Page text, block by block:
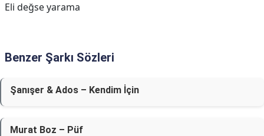
Eli değse yarama
Benzer Şarkı Sözleri
Şanışer & Ados – Kendim İçin
Murat Boz – Püf